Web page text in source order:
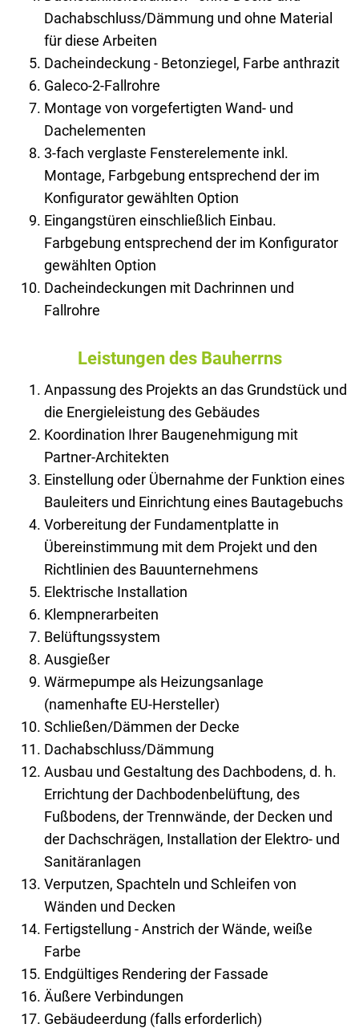
Dachabschluss/Dämmung und ohne Material
für diese Arbeiten
Dacheindeckung - Betonziegel, Farbe anthrazit
Galeco-2-Fallrohre
Montage von vorgefertigten Wand- und
Dachelementen
3-fach verglaste Fensterelemente inkl.
Montage, Farbgebung entsprechend der im
Konfigurator gewählten Option
Eingangstüren einschließlich Einbau.
Farbgebung entsprechend der im Konfigurator
gewählten Option
Dacheindeckungen mit Dachrinnen und
Fallrohre
Leistungen des Bauherrns
Anpassung des Projekts an das Grundstück und
die Energieleistung des Gebäudes
Koordination Ihrer Baugenehmigung mit
Partner-Architekten
Einstellung oder Übernahme der Funktion eines
Bauleiters und Einrichtung eines Bautagebuchs
Vorbereitung der Fundamentplatte in
Übereinstimmung mit dem Projekt und den
Richtlinien des Bauunternehmens
Elektrische Installation
Klempnerarbeiten
Belüftungssystem
Ausgießer
Wärmepumpe als Heizungsanlage
(namenhafte EU-Hersteller)
Schließen/Dämmen der Decke
Dachabschluss/Dämmung
Ausbau und Gestaltung des Dachbodens, d. h.
Errichtung der Dachbodenbelüftung, des
Fußbodens, der Trennwände, der Decken und
der Dachschrägen, Installation der Elektro- und
Sanitäranlagen
Verputzen, Spachteln und Schleifen von
Wänden und Decken
Fertigstellung - Anstrich der Wände, weiße
Farbe
Endgültiges Rendering der Fassade
Äußere Verbindungen
Gebäudeerdung (falls erforderlich)